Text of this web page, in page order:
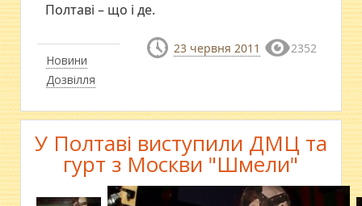
Новини
Дозвілля
Полтаві – що і де.
23 червня 2011 2352
У Полтаві виступили ДМЦ та
гурт з Москви "Шмели"